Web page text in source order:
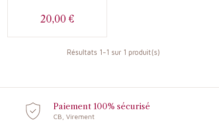
Prix
20,00 €
Résultats 1-1 sur 1 produit(s)
Paiement 100% sécurisé
CB, Virement